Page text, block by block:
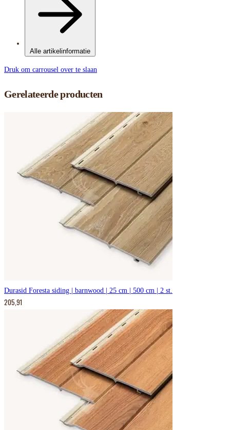
Alle artikelinformatie
Druk om carrousel over te slaan
Gerelateerde producten
Durasid Foresta siding | barnwood | 25 cm | 500 cm | 2 st.
205,91